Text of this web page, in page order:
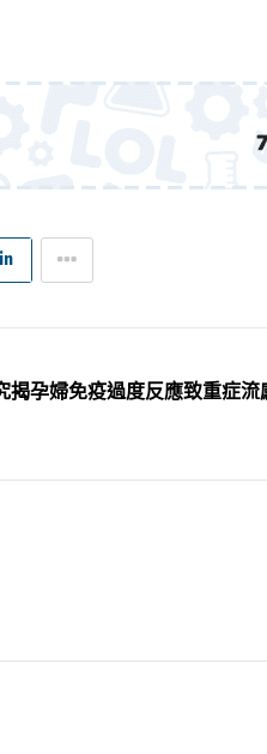
揭孕婦免疫過度反應致重症流